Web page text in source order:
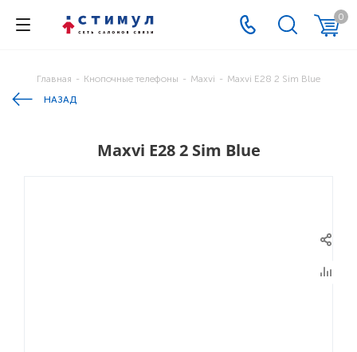
0
Главная - Кнопочные телефоны - Maxvi - Maxvi E28 2 Sim Blue
НАЗАД
Maxvi E28 2 Sim Blue